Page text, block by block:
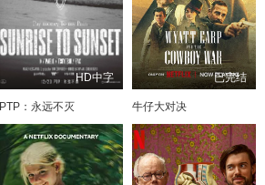
HD中字
PTP：永远不灭
已完结
牛仔大对决